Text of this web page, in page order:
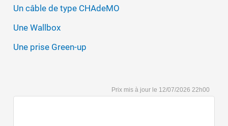
Un câble de type CHAdeMO
Une Wallbox
Une prise Green-up
12/07/2026 22h00